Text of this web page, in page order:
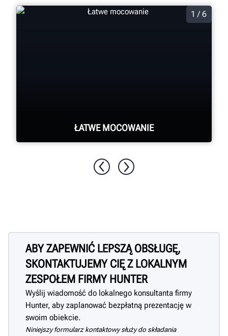
1 / 6
ŁATWE MOCOWANIE
ABY ZAPEWNIĆ LEPSZĄ OBSŁUGĘ,
SKONTAKTUJEMY CIĘ Z LOKALNYM
ZESPOŁEM FIRMY HUNTER
Wyślij wiadomość do lokalnego konsultanta firmy
Hunter, aby zaplanować bezpłatną prezentację w
swoim obiekcie.
Niniejszy formularz kontaktowy służy do składania